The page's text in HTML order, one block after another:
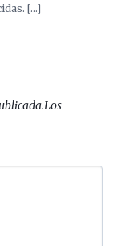
[…]
Los